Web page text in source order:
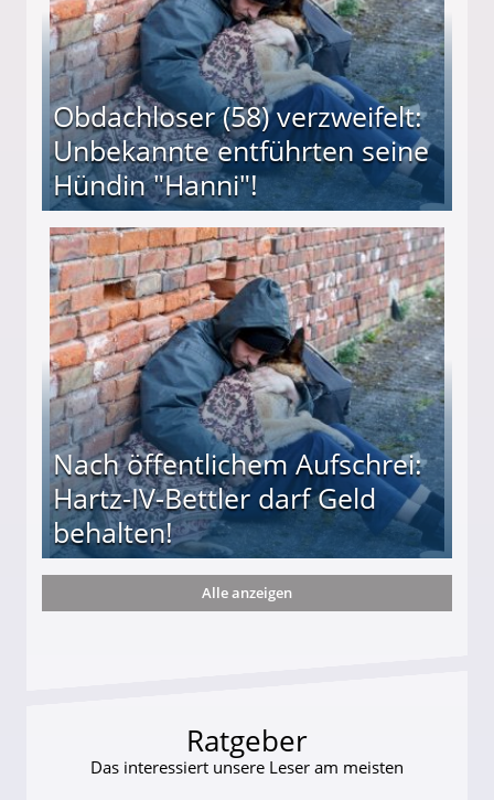
Obdachloser (58) verzweifelt:
Unbekannte entführten seine
Hündin "Hanni"!
entführten seine Hündin "Hanni"!
Nach öffentlichem Aufschrei:
Hartz-IV-Bettler darf Geld
behalten!
darf Geld behalten!
Alle anzeigen
Ratgeber
Das interessiert unsere Leser am meisten